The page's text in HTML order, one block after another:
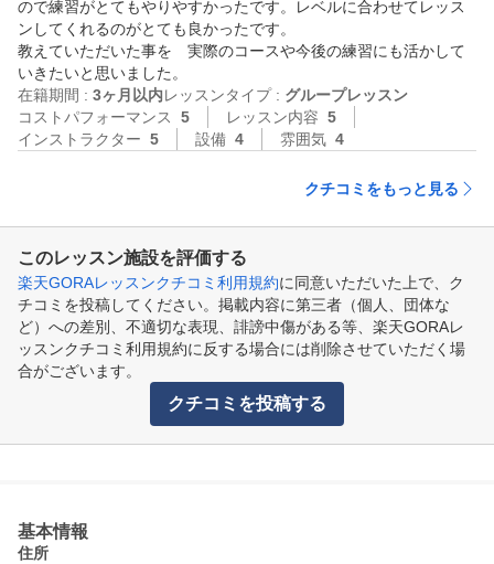
ので練習がとてもやりやすかったです。レベルに合わせてレッス
ンしてくれるのがとても良かったです。
教えていただいた事を　実際のコースや今後の練習にも活かして
いきたいと思いました。
在籍期間 : 3ヶ月以内レッスンタイプ : グループレッスン
コストパフォーマンス
5 レッスン内容 5
インストラクター 5 設備 4 雰囲気 4
クチコミをもっと見る
このレッスン施設を評価する
楽天GORAレッスンクチコミ利用規約に同意いただいた上で、ク
チコミを投稿してください。掲載内容に第三者（個人、団体な
ど）への差別、不適切な表現、誹謗中傷がある等、楽天GORAレ
ッスンクチコミ利用規約に反する場合には削除させていただく場
合がございます。
クチコミを投稿する
基本情報
住所